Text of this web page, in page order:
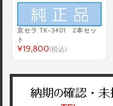
京セラ TK-3401 2本セッ
ト
¥19,800(税込)